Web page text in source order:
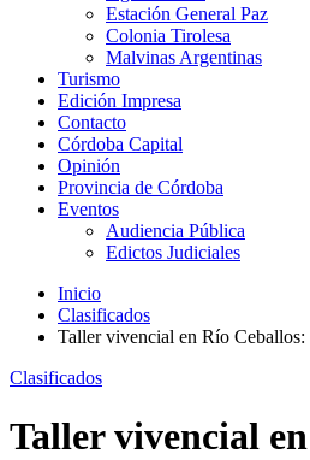
Estación General Paz
Colonia Tirolesa
Malvinas Argentinas
Turismo
Edición Impresa
Contacto
Córdoba Capital
Opinión
Provincia de Córdoba
Eventos
Audiencia Pública
Edictos Judiciales
Inicio
Clasificados
Taller vivencial en Río Ceballos:
Clasificados
Taller vivencial